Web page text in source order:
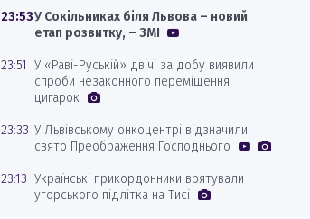
23:53У Сокільниках біля Львова – новий
етап розвитку, – ЗМІ
23:51 У «Раві-Руській» двічі за добу виявили
спроби незаконного переміщення
цигарок
23:33 У Львівському онкоцентрі відзначили
свято Преображення Господнього
23:13 Українські прикордонники врятували
угорського підлітка на Тисі